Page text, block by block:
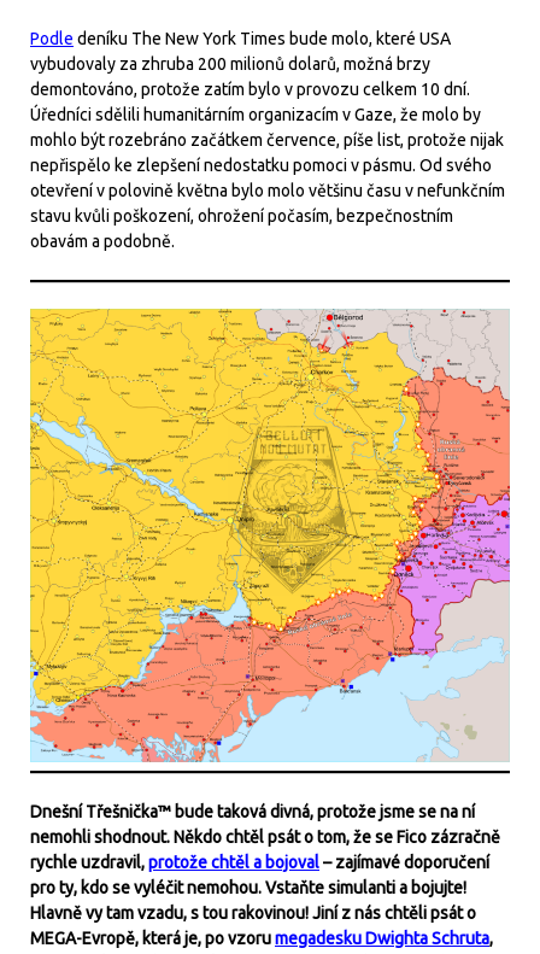
Podle deníku The New York Times bude molo, které USA
vybudovaly za zhruba 200 milionů dolarů, možná brzy
demontováno, protože zatím bylo v provozu celkem 10 dní.
Úředníci sdělili humanitárním organizacím v Gaze, že molo by
mohlo být rozebráno začátkem července, píše list, protože nijak
nepřispělo ke zlepšení nedostatku pomoci v pásmu. Od svého
otevření v polovině května bylo molo většinu času v nefunkčním
stavu kvůli poškození, ohrožení počasím, bezpečnostním
obavám a podobně.
Dnešní Třešnička™ bude taková divná, protože jsme se na ní
nemohli shodnout. Někdo chtěl psát o tom, že se Fico zázračně
rychle uzdravil,protože chtěl a bojoval– zajímavé doporučení
pro ty, kdo se vyléčit nemohou. Vstaňte simulanti a bojujte!
Hlavně vy tam vzadu, s tou rakovinou! Jiní z nás chtěli psát o
MEGA-Evropě, která je, po vzorumegadesku Dwighta Schruta,